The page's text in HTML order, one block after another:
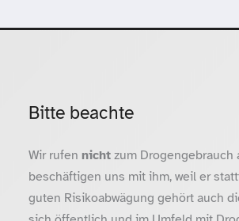
Bitte beachte
Wir rufen nichtzum Drogengebrauch
beschäftigen uns mit ihm, weil er
guten Risikoabwägung gehört auch